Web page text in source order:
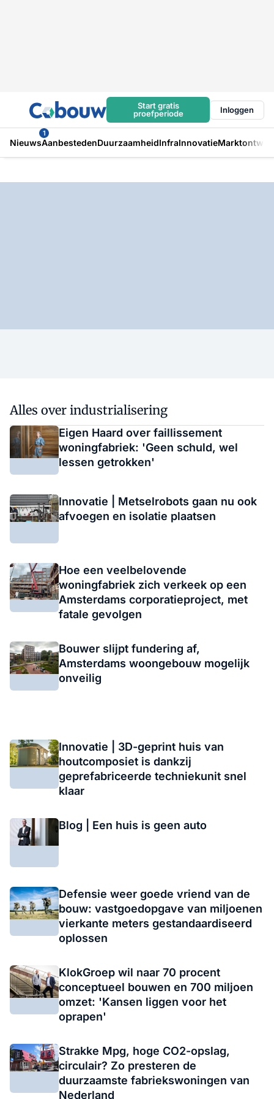
Start gratis
proefperiode
Inloggen
Nieuws
1
AanbestedenDuurzaamheidInfraInnovatie
Alles over industrialisering
Eigen Haard over faillissement
woningfabriek: 'Geen schuld, wel
lessen getrokken'
Innovatie | Metselrobots gaan nu ook
afvoegen en isolatie plaatsen
Hoe een veelbelovende
woningfabriek zich verkeek op een
Amsterdams corporatieproject, met
fatale gevolgen
Bouwer slijpt fundering af,
Amsterdams woongebouw mogelijk
onveilig
Innovatie | 3D-geprint huis van
houtcomposiet is dankzij
geprefabriceerde techniekunit snel
klaar
Blog | Een huis is geen auto
Defensie weer goede vriend van de
bouw: vastgoedopgave van miljoenen
vierkante meters gestandaardiseerd
oplossen
KlokGroep wil naar 70 procent
conceptueel bouwen en 700 miljoen
omzet: 'Kansen liggen voor het
oprapen'
Strakke Mpg, hoge CO2-opslag,
circulair? Zo presteren de
duurzaamste fabriekswoningen van
Nederland